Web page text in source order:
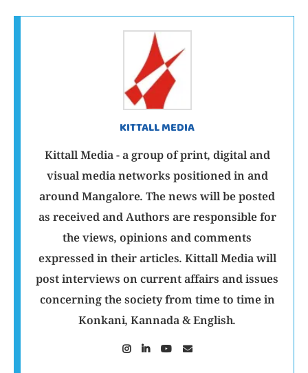
KITTALL MEDIA
Kittall Media - a group of print, digital and
visual media networks positioned in and
around Mangalore. The news will be posted
as received and Authors are responsible for
the views, opinions and comments
expressed in their articles. Kittall Media will
post interviews on current affairs and issues
concerning the society from time to time in
Konkani, Kannada & English.